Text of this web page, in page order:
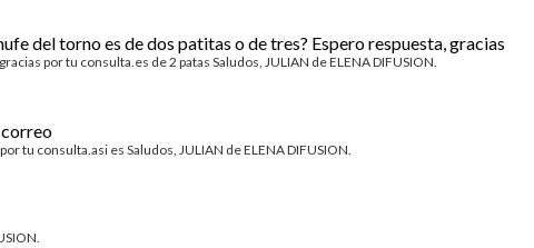
del torno es de dos patitas o de tres? Espero respuesta, gracias
por tu consulta.es de 2 patas Saludos, JULIAN de ELENA DIFUSION.
correo
tu consulta.asi es Saludos, JULIAN de ELENA DIFUSION.